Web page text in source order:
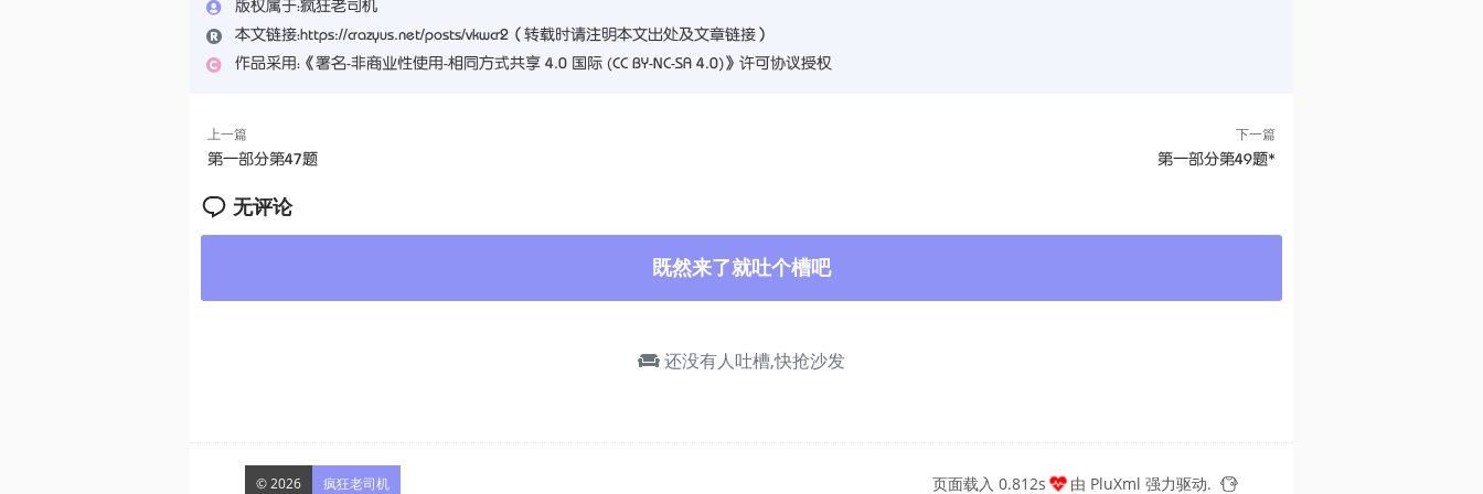
版权属于：疯狂老司机
本文链接：https://crazyus.net/posts/vkwcr2 （转载时请注明本文出处及文章链接）
作品采用： 《 署名-非商业性使用-相同方式共享 4.0 国际 (CC BY-NC-SA 4.0) 》许可协议授权
上一篇
第一部分第47题
下一篇
第一部分第49题*
无评论
既然来了就吐个槽吧
还没有人吐槽,快抢沙发
© 2026 疯狂老司机 页面载入 0.812s 由 PluXml 强力驱动.